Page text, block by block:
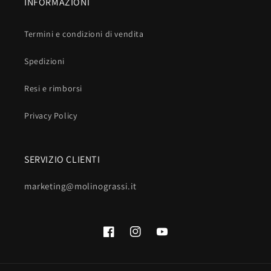
Termini e condizioni di vendita
Spedizioni
Resi e rimborsi
Privacy Policy
SERVIZIO CLIENTI
marketing@molinograssi.it
FacebookInstagramYouTube